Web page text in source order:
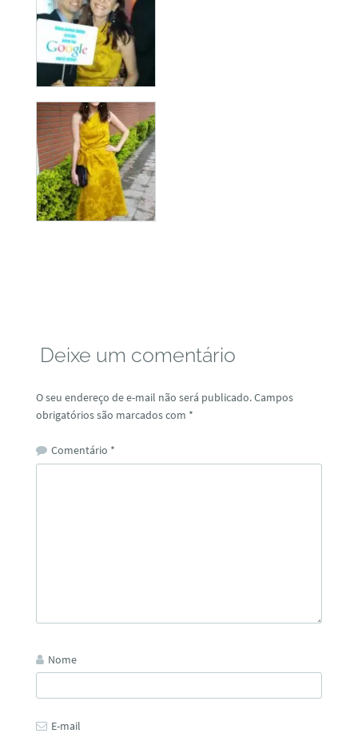
Deixe um comentário
O seu endereço de e-mail não será publicado.Campos
obrigatórios são marcados com *
Comentário *
Nome
E-mail